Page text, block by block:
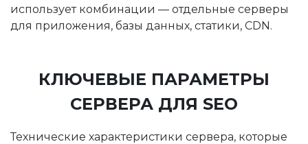
использует комбинации — отдельные серверы
для приложения, базы данных, статики, CDN.
КЛЮЧЕВЫЕ ПАРАМЕТРЫ
СЕРВЕРА ДЛЯ SEO
Технические характеристики сервера, которые